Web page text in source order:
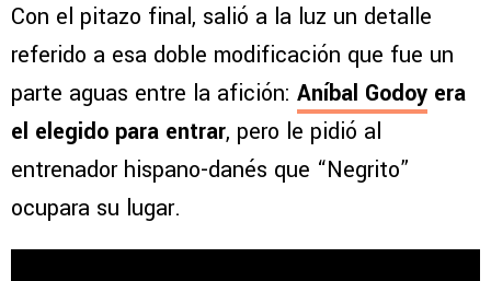
Con el pitazo final, salió a la luz un detalle
referido a esa doble modificación que fue un
parte aguas entre la afición: Aníbal Godoy era
el elegido para entrar, pero le pidió al
entrenador hispano-danés que “Negrito”
ocupara su lugar.